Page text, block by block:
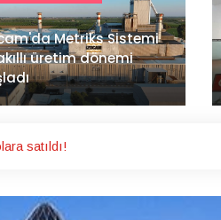
İMSAD COP31 süreci
dünyasına etkilerini
satıldı!